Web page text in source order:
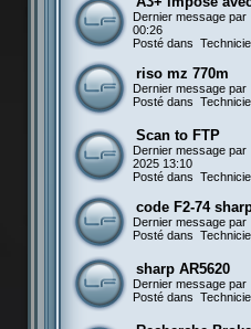
Dernier message par
00:26
Posté dans
riso mz 770m
Dernier message par
Posté dans
Scan to FTP
Dernier message par
2025 13:10
Posté dans
code F2-74
Dernier message par
Posté dans
sharp AR5620
Dernier message par
Posté dans